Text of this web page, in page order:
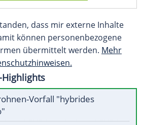
dass mir externe Inhalte
können personenbezogene
übermittelt werden. Mehr
Highlights
Vorfall "hybrides